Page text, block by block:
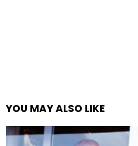
YOU MAY ALSO LIKE